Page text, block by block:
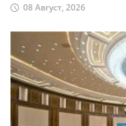
08 Август, 2026